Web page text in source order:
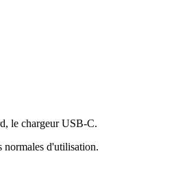
le chargeur USB-C.
normales d'utilisation.